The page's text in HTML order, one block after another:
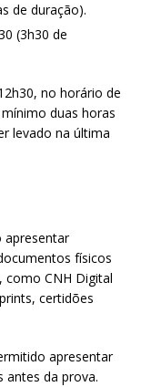
de duração).
(3h30 de
no horário de
duas horas
levado na última
apresentar
físicos
como CNH Digital
certidões
apresentar
antes da prova.